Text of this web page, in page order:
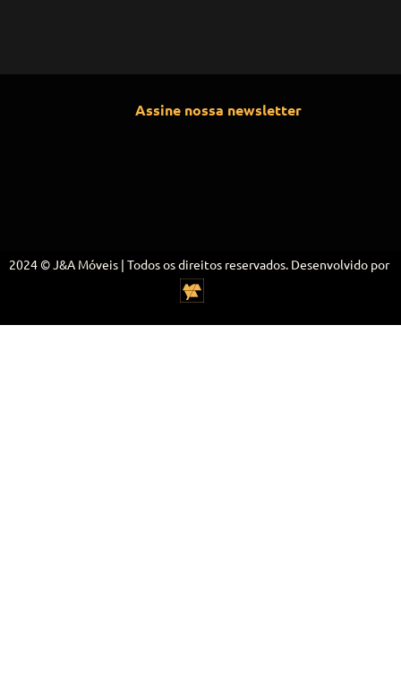
Assine nossa newsletter
2024 © J&A Móveis | Todos os direitos reservados. Desenvolvido por